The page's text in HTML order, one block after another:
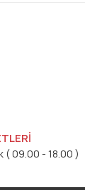
09.00 - 18.00 )